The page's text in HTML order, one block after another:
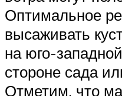
Оптимальное
высаживать
на юго-
стороне сада
Отметим, что